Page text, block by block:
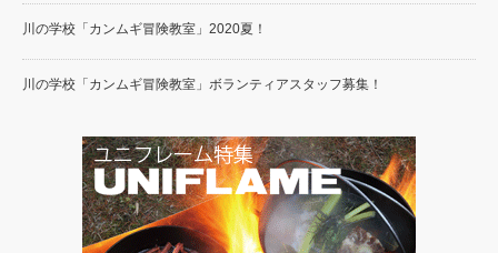
川の学校「カンムギ冒険教室」2020夏！
川の学校「カンムギ冒険教室」ボランティアスタッフ募集！